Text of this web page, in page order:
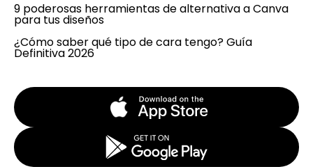
9 poderosas herramientas de alternativa a Canva
para tus diseños
¿Cómo saber qué tipo de cara tengo? Guía
Definitiva 2026